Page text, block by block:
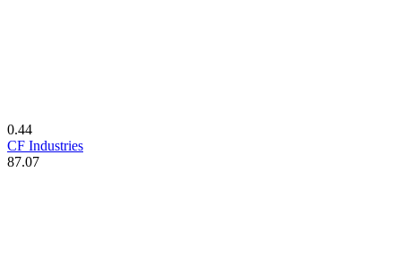
0.44
CF Industries
87.07